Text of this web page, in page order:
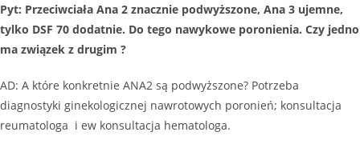
Pyt: Przeciwciała Ana 2 znacznie podwyższone, Ana 3 ujemne,
tylko DSF 70 dodatnie. Do tego nawykowe poronienia. Czy jedno
ma związek z drugim ?
AD: A które konkretnie ANA2 są podwyższone? Potrzeba
diagnostyki ginekologicznej nawrotowych poronień; konsultacja
reumatologa i ew konsultacja hematologa.